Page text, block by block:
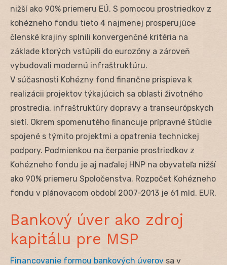
nižší ako 90% priemeru EÚ. S pomocou prostriedkov z
kohézneho fondu tieto 4 najmenej prosperujúce
členské krajiny splnili konvergenčné kritéria na
základe ktorých vstúpili do eurozóny a zároveň
vybudovali modernú infraštruktúru.
V súčasnosti Kohézny fond finančne prispieva k
realizácii projektov týkajúcich sa oblasti životného
prostredia, infraštruktúry dopravy a transeurópskych
sietí. Okrem spomenutého financuje prípravné štúdie
spojené s týmito projektmi a opatrenia technickej
podpory. Podmienkou na čerpanie prostriedkov z
Kohézneho fondu je aj naďalej HNP na obyvateľa nižší
ako 90% priemeru Spoločenstva. Rozpočet Kohézneho
fondu v plánovacom období 2007-2013 je 61 mld. EUR.
Bankový úver ako zdroj
kapitálu pre MSP
Financovanie formou bankových úverov sa v